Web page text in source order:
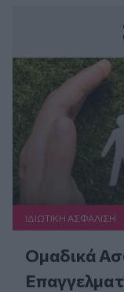
ΙΔΙΩΤΙΚΗ ΑΣΦAΛΙΣΗ
Ομαδικά